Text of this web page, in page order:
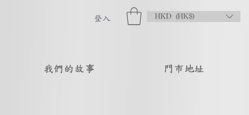
登入 HKD (HK$)
我們的故事 門市地址